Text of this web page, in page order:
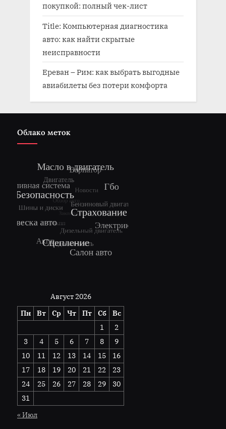
покупкой: полный чек-лист
Title: Компьютерная диагностика
авто: как найти скрытые
неисправности
Ереван – Рим: как выбрать выгодные
авиабилеты без потери комфорта
Облако меток
Август 2026
Пн
Вт Ср Чт Пт Сб
Вс
1
2
3
4 5 6 7 8
9
10
11 12 13 14 15
16
17
18 19 20 21 22
23
24
25 26 27 28 29
30
31
« Июл